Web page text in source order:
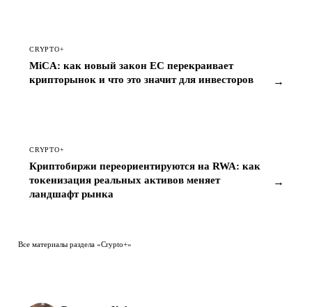
CRYPTO+
MiCA: как новый закон ЕС перекраивает
крипторынок и что это значит для инвесторов
→
CRYPTO+
Криптобиржи переориентируются на RWA: как
токенизация реальных активов меняет
ландшафт рынка
→
Все материалы раздела «Crypto+»